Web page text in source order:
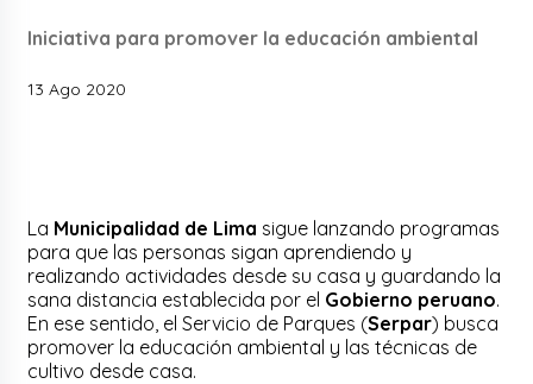
Iniciativa para promover la educación ambiental
13 Ago 2020
La Municipalidad de Lima sigue lanzando programas
para que las personas sigan aprendiendo y
realizando actividades desde su casa y guardando la
sana distancia establecida por el Gobierno peruano.
En ese sentido, el Servicio de Parques (Serpar) busca
promover la educación ambiental y las técnicas de
cultivo desde casa.